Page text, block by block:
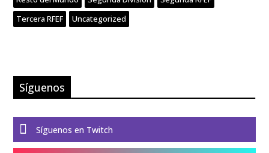
Tercera RFEF
Uncategorized
Síguenos
 Síguenos en Twitch